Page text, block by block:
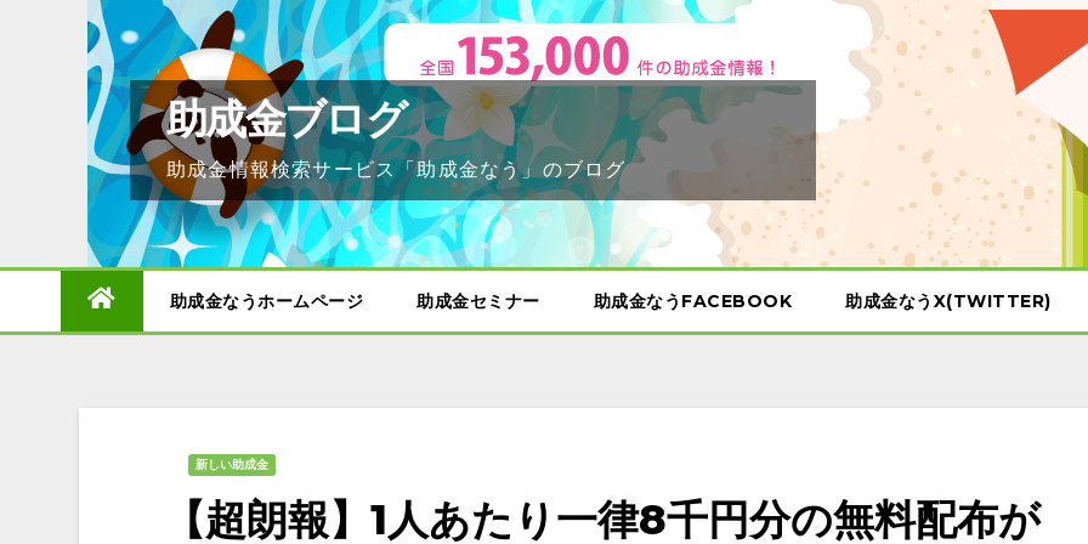
助成金ブログ
助成金情報検索サービス「助成金なう」のブログ
助成金なうホームページ 助成金セミナー 助成金なうFACEBOOK 助成金なうX(TWITTER)
新しい助成金
【超朗報】1人あたり一律8千円分の無料配布が